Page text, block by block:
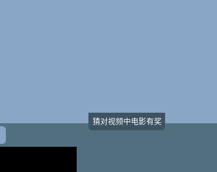
猜对视频中电影有奖